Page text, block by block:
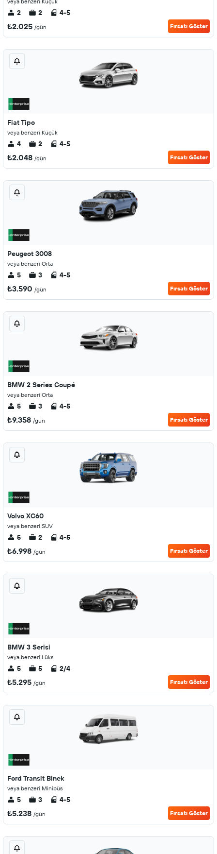
2 2 4-5
₺2.025 /gün Fırsatı Göster
Fiat Tipo
veya benzeri Küçük
4 2 4-5
₺2.048 /gün Fırsatı Göster
Peugeot 3008
veya benzeri Orta
5 3 4-5
₺3.590 /gün Fırsatı Göster
BMW 2 Series Coupé
veya benzeri Orta
5 3 4-5
₺9.358 /gün Fırsatı Göster
Volvo XC60
veya benzeri SUV
5 2 4-5
₺6.998 /gün Fırsatı Göster
BMW 3 Serisi
veya benzeri Lüks
5 5 2/4
₺5.295 /gün Fırsatı Göster
Ford Transit Binek
veya benzeri Minibüs
5 3 4-5
₺5.238 /gün Fırsatı Göster